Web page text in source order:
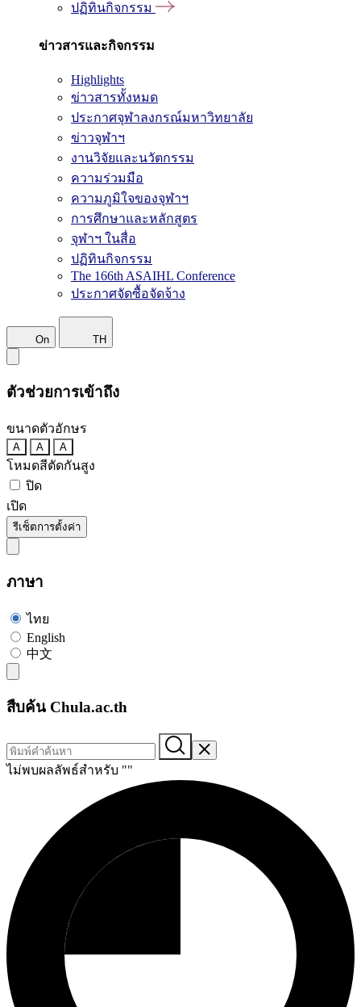
ปฏิทินกิจกรรม
ข่าวสารและกิจกรรม
Highlights
ข่าวสารทั้งหมด
ประกาศจุฬาลงกรณ์มหาวิทยาลัย
ข่าวจุฬาฯ
งานวิจัยและนวัตกรรม
ความร่วมมือ
ความภูมิใจของจุฬาฯ
การศึกษาและหลักสูตร
จุฬาฯ ในสื่อ
ปฏิทินกิจกรรม
The 166th ASAIHL Conference
ประกาศจัดซื้อจัดจ้าง
On TH
ตัวช่วยการเข้าถึง
ขนาดตัวอักษร
A A A
โหมดสีตัดกันสูง
ปิด
เปิด
รีเซ็ตการตั้งค่า
ภาษา
ไทย
English
中文
สืบค้น Chula.ac.th
ไม่พบผลลัพธ์สำหรับ ""